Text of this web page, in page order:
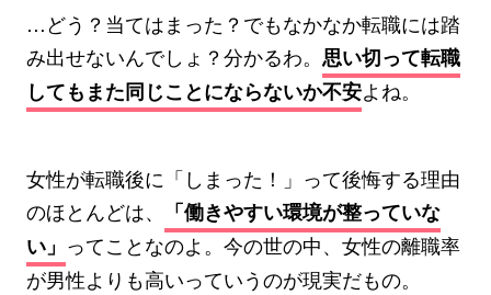
…どう？当てはまった？でもなかなか転職には踏
み出せないんでしょ？分かるわ。 思い切って転職
してもまた同じことにならないか不安よね。
女性が転職後に「しまった！」って後悔する理由
のほとんどは、
「働きやすい環境が整っていな
い」 ってことなのよ。今の世の中、女性の離職率
が男性よりも高いっていうのが現実だもの。